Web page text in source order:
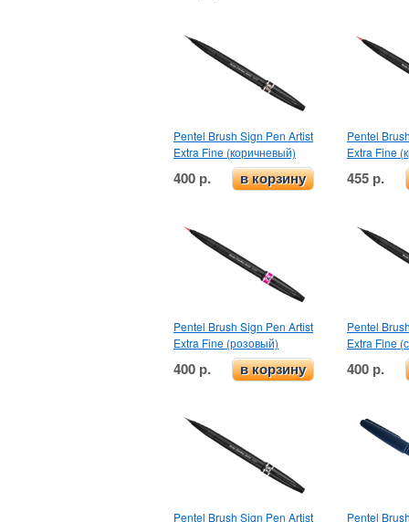
Pentel Brush Sign Pen Artist
Extra Fine (коричневый)
400 р. в корзину
Pentel
Extra Fine
455 р.
Pentel Brush Sign Pen Artist
Extra Fine (розовый)
400 р. в корзину
Pentel
Extra Fine
400 р.
Pentel Brush Sign Pen Artist Pentel